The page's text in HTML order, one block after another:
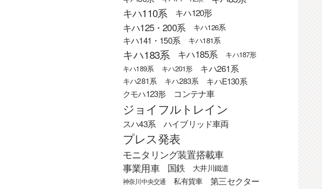
キハ110系 キハ120形
キハ125・200系 キハ126系
キハ141・150系 キハ181系
キハ183系 キハ185系
キハ187形
キハ189系
キハ201形 キハ261系
キハ281系 キハ283系
キハE130系
クモハ123形
コンテナ車
ジョイフルトレイン
スハ43系 ハイブリッド車両
プレス発表
モニタリング装置搭載車
事業用車 国鉄 大井川鐵道
神奈川中央交通 私有貨車
第三セクター